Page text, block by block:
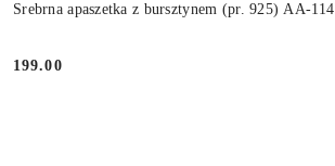
Srebrna apaszetka z bursztynem (pr. 925) AA-114
Cena:
199.00